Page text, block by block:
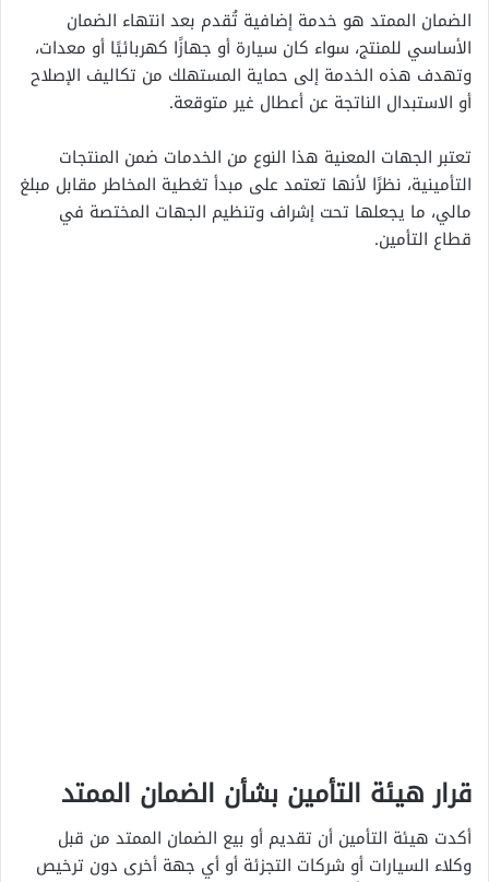
الضمان الممتد هو خدمة إضافية تُقدم بعد انتهاء الضمان
الأساسي للمنتج، سواء كان سيارة أو جهازًا كهربائيًا أو معدات،
وتهدف هذه الخدمة إلى حماية المستهلك من تكاليف الإصلاح
أو الاستبدال الناتجة عن أعطال غير متوقعة.
تعتبر الجهات المعنية هذا النوع من الخدمات ضمن المنتجات
التأمينية، نظرًا لأنها تعتمد على مبدأ تغطية المخاطر مقابل مبلغ
مالي، ما يجعلها تحت إشراف وتنظيم الجهات المختصة في
قطاع التأمين.
قرار هيئة التأمين بشأن الضمان الممتد
أكدت هيئة التأمين أن تقديم أو بيع الضمان الممتد من قبل
وكلاء السيارات أو شركات التجزئة أو أي جهة أخرى دون ترخيص